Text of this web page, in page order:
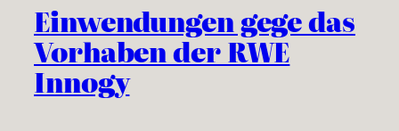
Einwendungen gege das
Vorhaben der RWE
Innogy